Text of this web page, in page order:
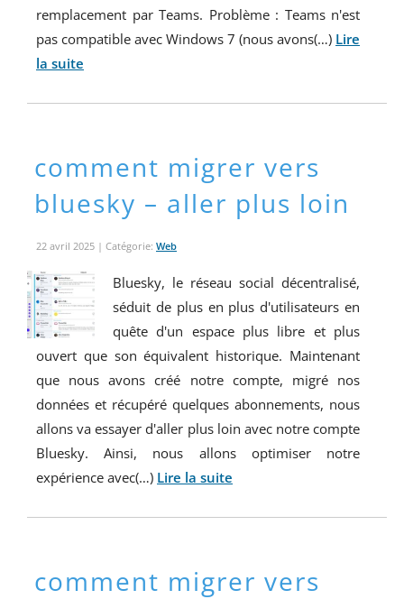
remplacement par Teams. Problème : Teams n'est
pas compatible avec Windows 7 (nous avons(…) Lire
la suite
comment migrer vers
bluesky – aller plus loin
22 avril 2025 | Catégorie: Web
Bluesky, le réseau social décentralisé,
séduit de plus en plus d'utilisateurs en
quête d'un espace plus libre et plus
ouvert que son équivalent historique. Maintenant
que nous avons créé notre compte, migré nos
données et récupéré quelques abonnements, nous
allons va essayer d'aller plus loin avec notre compte
Bluesky. Ainsi, nous allons optimiser notre
expérience avec(…) Lire la suite
comment migrer vers